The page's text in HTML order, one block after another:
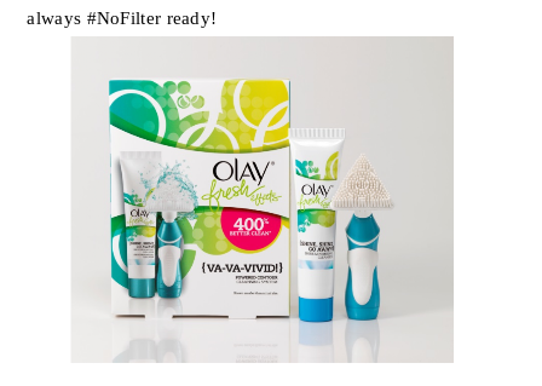
always #NoFilter ready!